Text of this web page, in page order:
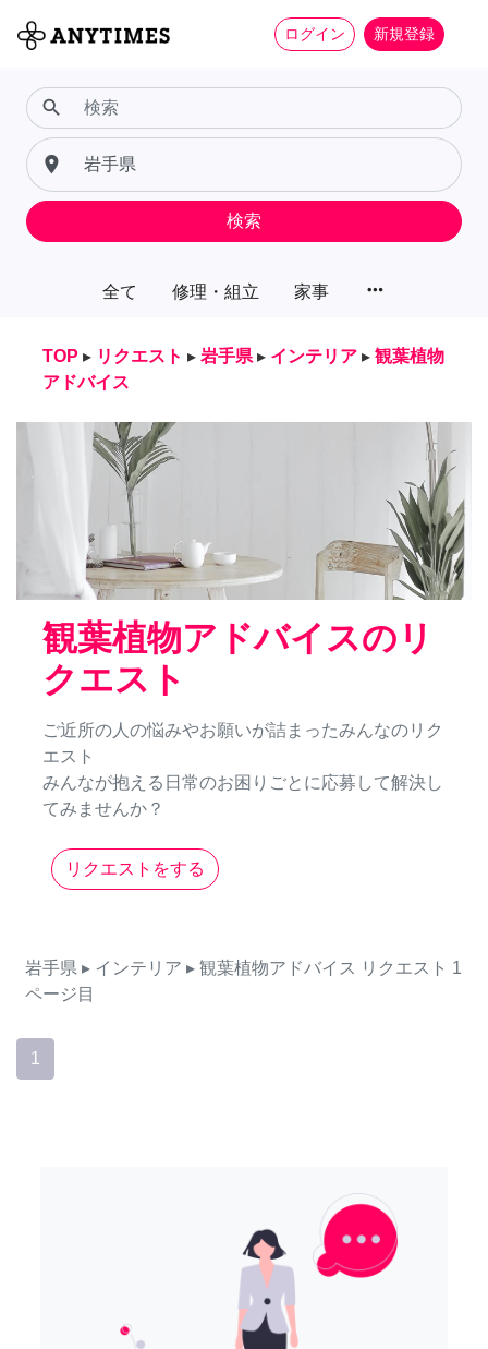
ログイン 新規登録
全て 修理・組立 家事 more_horiz
search
place
検索
TOP ▸ リクエスト ▸ 岩手県 ▸ インテリア ▸ 観葉植物
アドバイス
観葉植物アドバイスのリ
クエスト
ご近所の人の悩みやお願いが詰まったみんなのリク
エスト
みんなが抱える日常のお困りごとに応募して解決し
てみませんか？
リクエストをする
岩手県 ▸ インテリア ▸ 観葉植物アドバイス リクエスト 1
ページ目
1